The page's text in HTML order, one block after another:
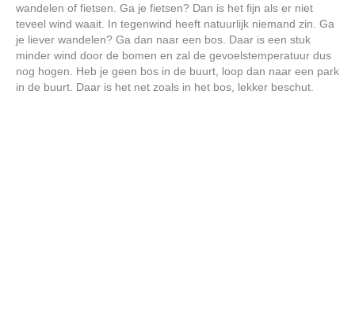
wandelen of fietsen. Ga je fietsen? Dan is het fijn als er niet
teveel wind waait. In tegenwind heeft natuurlijk niemand zin. Ga
je liever wandelen? Ga dan naar een bos. Daar is een stuk
minder wind door de bomen en zal de gevoelstemperatuur dus
nog hogen. Heb je geen bos in de buurt, loop dan naar een park
in de buurt. Daar is het net zoals in het bos, lekker beschut.